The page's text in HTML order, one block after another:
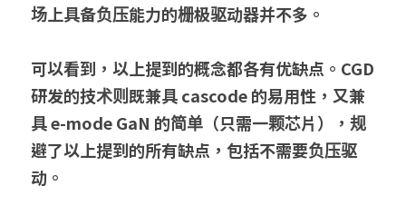
场上具备负压能力的栅极驱动器并不多。
可以看到，以上提到的概念都各有优缺点。CGD
研发的技术则既兼具 cascode 的易用性，又兼
具 e-mode GaN 的简单（只需一颗芯片），规
避了以上提到的所有缺点，包括不需要负压驱
动。